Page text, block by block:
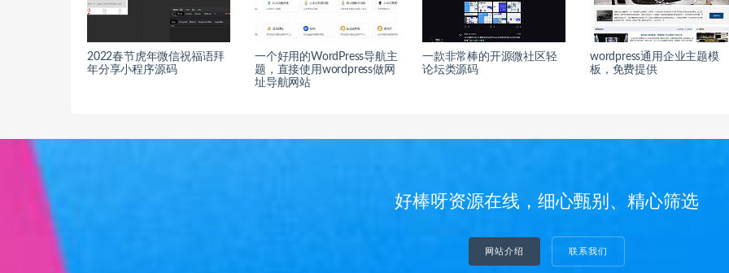
2022春节虎年微信祝福语拜
年分享小程序源码
一个好用的WordPress导航主
题，直接使用wordpress做网
址导航网站
一款非常棒的开源微社区轻
论坛类源码
wordpress通用企业主题模
板，免费提供
好棒呀资源在线，细心甄别、精心筛选
网站介绍 联系我们